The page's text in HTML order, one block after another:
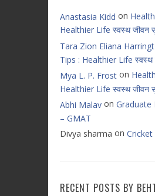
Anastasia Kidd on
Healthier Life स्वस्थ जीवन
Tara Zion Eliana
Tips : Healthier Life स्वस्थ
Mya L. P. Frost on
Healthier Life स्वस्थ जीवन
Abhi Malav on Graduate
– GMAT
Divya sharma on Cricket
RECENT POSTS BY